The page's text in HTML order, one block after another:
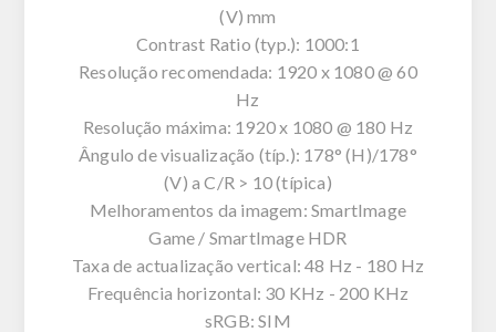
(V) mm
Contrast Ratio (typ.): 1000:1
Resolução recomendada: 1920 x 1080 @ 60
Hz
Resolução máxima: 1920 x 1080 @ 180 Hz
Ângulo de visualização (típ.): 178° (H)/178°
(V) a C/R > 10 (típica)
Melhoramentos da imagem: SmartImage
Game / SmartImage HDR
Taxa de actualização vertical: 48 Hz - 180 Hz
Frequência horizontal: 30 KHz - 200 KHz
sRGB: SIM